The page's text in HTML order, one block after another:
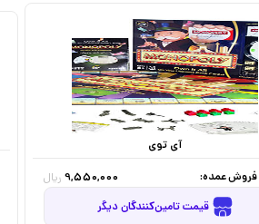
آی توی
عمده:
9,550,000 ریال
قیمت تامین‌کنندگان دیگر